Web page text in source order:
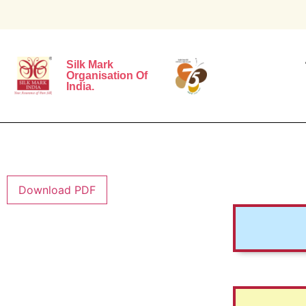
Silk Mark
Organisation Of
India.
Download PDF